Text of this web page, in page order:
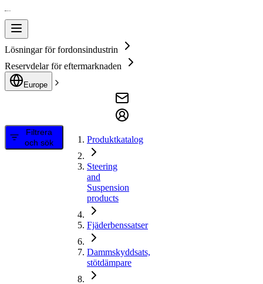
Lösningar för fordonsindustrin
Reservdelar för eftermarknaden
Europe
Filtrera
och sök
Produktkatalog
Steering
and
Suspension
products
Fjäderbenssatser
Dammskyddsats,
stötdämpare